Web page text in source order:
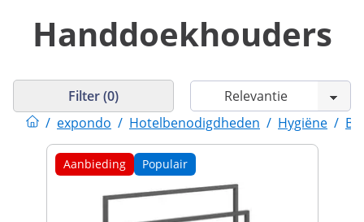
Handdoekhouders
/ expondo / Hotelbenodigdheden / Hygiëne /
Filter (0)
Aanbieding Populair